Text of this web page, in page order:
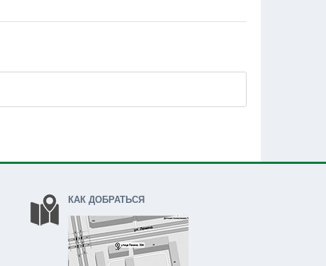
КАК ДОБРАТЬСЯ